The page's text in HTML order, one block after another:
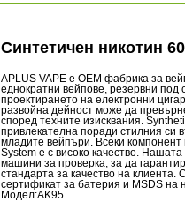
Синтетичен никотин
APLUS VAPE е OEM фабрика за
еднократни вейпове, резервни под
проектирането на електронни
развойна дейност може да
според техните изисквания.
привлекателна поради стилния
младите вейпъри. Всеки компонент
System е с високо качество.
машини за проверка, за да
стандарта за качество на
сертификат за батерия и MSDS на
Модел:AK95